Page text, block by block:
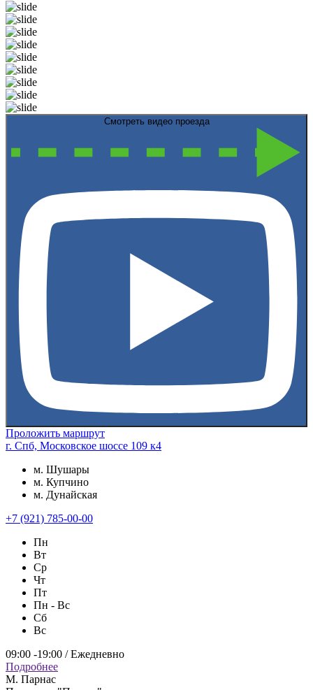
Смотреть видео проезда
Проложить маршрут
г. Спб, Московское шоссе 109 к4
м. Шушары
м. Купчино
м. Дунайская
+7 (921) 785-00-00
Пн
Вт
Ср
Чт
Пт
Пн - Вс
Сб
Вс
09:00 -19:00 / Ежедневно
Подробнее
М. Парнас